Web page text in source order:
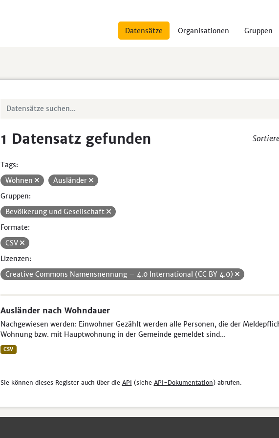
Datensätze Organisationen Gruppen
1 Datensatz gefunden
Tags:
Wohnen
Ausländer
Gruppen:
Bevölkerung und Gesellschaft
Formate:
CSV
Lizenzen:
Creative Commons Namensnennung – 4.0 International (CC BY 4.0)
Ausländer nach Wohndauer
Nachgewiesen werden: Einwohner Gezählt werden alle Personen, die der
Wohnung bzw. mit Hauptwohnung in der Gemeinde gemeldet sind...
CSV
Sie können dieses Register auch über die API (siehe API-Dokumentation) abrufen.